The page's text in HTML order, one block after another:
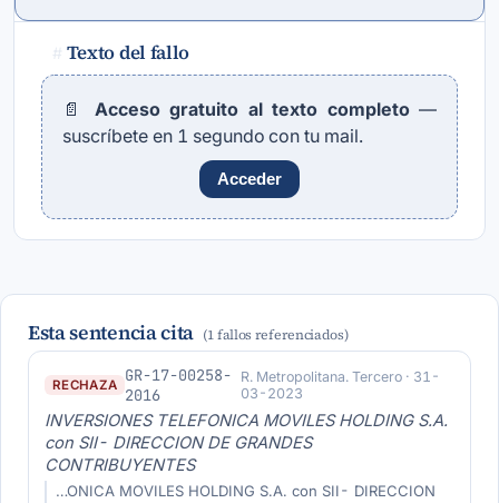
# Texto del fallo
📄 Acceso gratuito al texto completo—
suscríbete en 1 segundo con tu mail.
Acceder
Esta sentencia cita (1 fallos referenciados)
RECHAZA GR-17-00258-
2016
R. Metropolitana. Tercero · 31-
03-2023
INVERSIONES TELEFONICA MOVILES HOLDING S.A.
con SII- DIRECCION DE GRANDES
CONTRIBUYENTES
…ONICA MOVILES HOLDING S.A. con SII- DIRECCION